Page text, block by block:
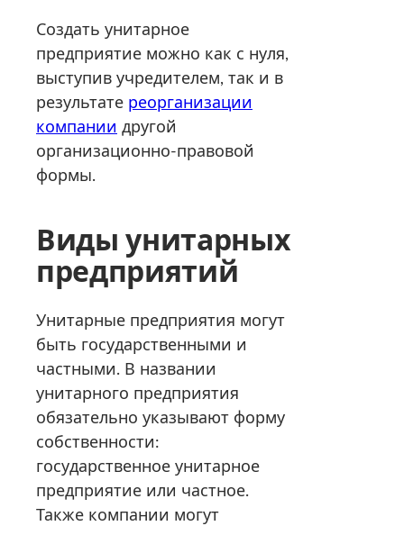
Создать унитарное
предприятие можно как с нуля,
выступив учредителем, так и в
результате реорганизации
компании другой
организационно-правовой
формы.
Виды унитарных
предприятий
Унитарные предприятия могут
быть государственными и
частными. В названии
унитарного предприятия
обязательно указывают форму
собственности:
государственное унитарное
предприятие или частное.
Также компании могут